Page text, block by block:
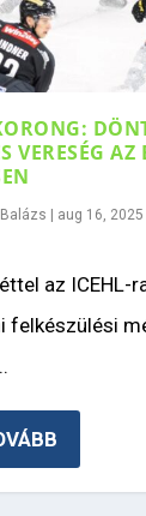
VERESÉG AZ
| aug 16, 2025
az ICEHL-
felkészülési